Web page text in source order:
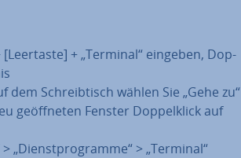
+ „Terminal“ eingeben, Dop­
Schreib­tisch wählen Sie „Gehe zu“
ge­öff­ne­ten Fenster Dop­pel­klick auf
„Dienst­pro­gram­me“ > „Terminal“